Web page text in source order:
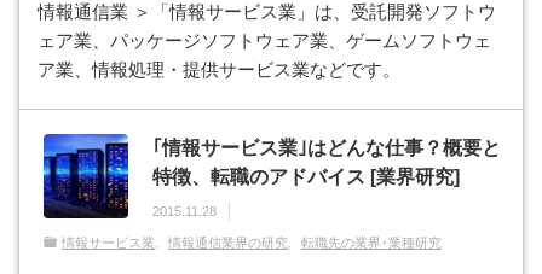
情報通信業 ＞「情報サービス業」は、受託開発ソフトウ
ェア業、パッケージソフトウェア業、ゲームソフトウェ
ア業、情報処理・提供サービス業などです。
｢情報サービス業｣はどんな仕事？概要と
特徴、転職のアドバイス [業界研究]
2015.11.28
情報サービス業 情報通信業界の研究 転職先の業界･業種研究